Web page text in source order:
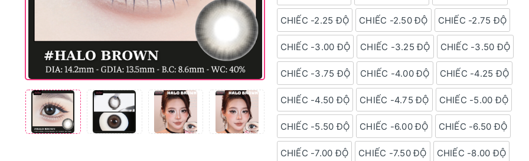
CHIẾC -2.25 ĐỘ CHIẾC -2.50 ĐỘ CHIẾC -2.75 ĐỘ
CHIẾC -3.00 ĐỘ CHIẾC -3.25 ĐỘ CHIẾC -3.50 ĐỘ
CHIẾC -3.75 ĐỘ CHIẾC -4.00 ĐỘ CHIẾC -4.25 ĐỘ
CHIẾC -4.50 ĐỘ CHIẾC -4.75 ĐỘ CHIẾC -5.00 ĐỘ
CHIẾC -5.50 ĐỘ CHIẾC -6.00 ĐỘ CHIẾC -6.50 ĐỘ
CHIẾC -7.00 ĐỘ CHIẾC -7.50 ĐỘ CHIẾC -8.00 ĐỘ